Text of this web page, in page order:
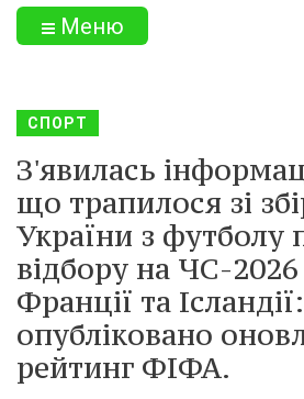
Меню
СПОРТ
З'явилась
що трапилося зі
України з футболу
відбору на ЧС-
Франції та Ісландії:
опубліковано
рейтинг ФІФА.